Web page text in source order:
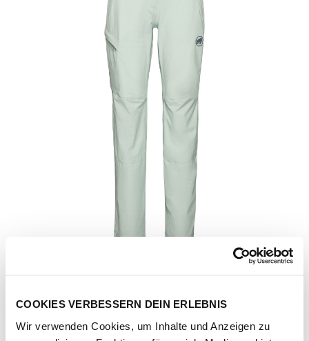
COOKIES VERBESSERN DEIN ERLEBNIS
Wir verwenden Cookies, um Inhalte und Anzeigen zu